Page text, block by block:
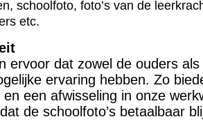
schoolfoto, foto’s van de
etc.
ervoor dat zowel de ouders
ervaring hebben. Zo
en een afwisseling in onze
de schoolfoto’s betaalbaar